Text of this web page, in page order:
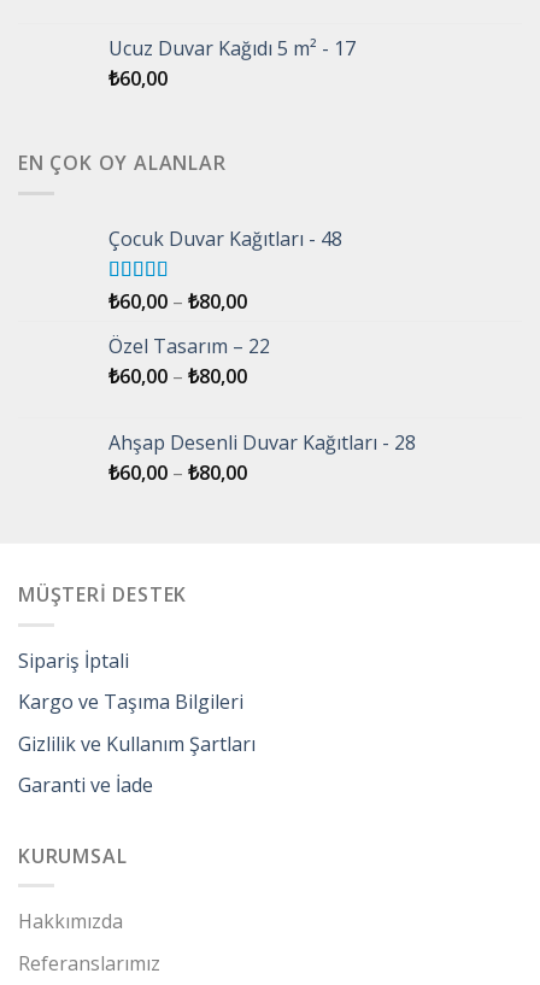
Ucuz Duvar Kağıdı 5 m² - 17
₺60,00
EN ÇOK OY ALANLAR
Çocuk Duvar Kağıtları - 48
5 üzerinden
5.00oy aldı
₺60,00 – ₺80,00
Özel Tasarım – 22
₺60,00 – ₺80,00
Ahşap Desenli Duvar Kağıtları - 28
₺60,00 – ₺80,00
MÜŞTERİ DESTEK
Sipariş İptali
Kargo ve Taşıma Bilgileri
Gizlilik ve Kullanım Şartları
Garanti ve İade
KURUMSAL
Hakkımızda
Referanslarımız